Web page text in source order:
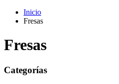
Inicio
Fresas
Fresas
Categorías